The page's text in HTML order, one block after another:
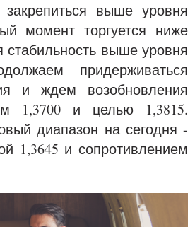
выше уровня
момент торгуется ниже
стабильность выше уровня
придерживаться
и ждем возобновления
1,3700 и целью 1,3815.
диапазон на сегодня -
1,3645 и сопротивлением